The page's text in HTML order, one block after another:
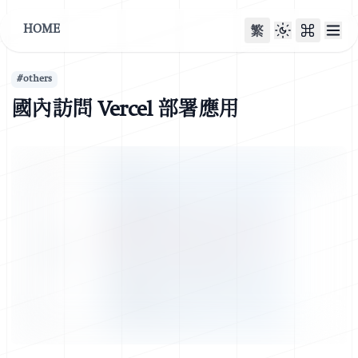
HOME 繁
#others
國內訪問 Vercel 部署應用